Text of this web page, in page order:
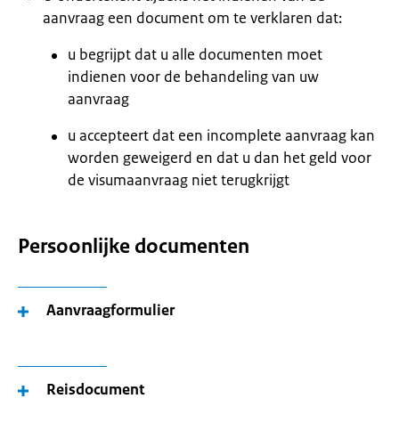
aanvraag een document om te verklaren dat:
u begrijpt dat u alle documenten moet
indienen voor de behandeling van uw
aanvraag
u accepteert dat een incomplete aanvraag kan
worden geweigerd en dat u dan het geld voor
de visumaanvraag niet terugkrijgt
Persoonlijke documenten
Aanvraagformulier
Reisdocument